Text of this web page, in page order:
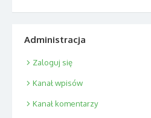
Administracja
Zaloguj się
Kanał wpisów
Kanał komentarzy